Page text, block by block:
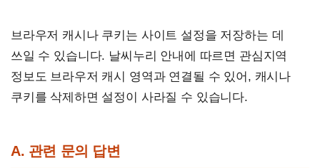
브라우저 캐시나 쿠키는 사이트 설정을 저장하는 데
쓰일 수 있습니다. 날씨누리 안내에 따르면 관심지역
정보도 브라우저 캐시 영역과 연결될 수 있어, 캐시나
쿠키를 삭제하면 설정이 사라질 수 있습니다.
A. 관련 문의 답변